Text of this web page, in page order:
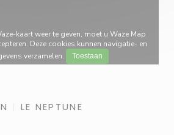
kaart weer te geven, moet u Waze Map
Deze cookies kunnen navigatie- en
verzamelen.
Toestaan
LE NEPTUNE